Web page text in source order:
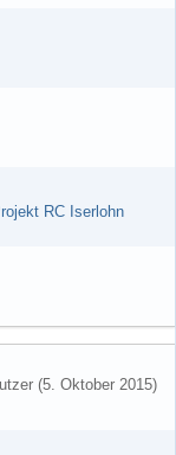
RC Iserlohn
(5. Oktober 2015)